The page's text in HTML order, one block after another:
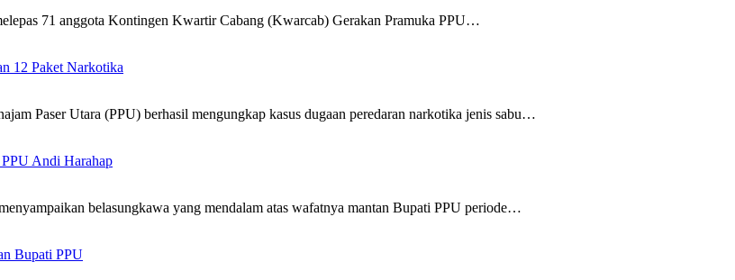
71 anggota Kontingen Kwartir Cabang (Kwarcab) Gerakan Pramuka PPU…
12 Paket Narkotika
Paser Utara (PPU) berhasil mengungkap kasus dugaan peredaran narkotika jenis sabu…
Andi Harahap
belasungkawa yang mendalam atas wafatnya mantan Bupati PPU periode…
Bupati PPU